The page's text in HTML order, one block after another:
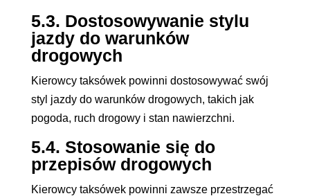
5.3. Dostosowywanie stylu
jazdy do warunków
drogowych
Kierowcy taksówek powinni dostosowywać swój
styl jazdy do warunków drogowych, takich jak
pogoda, ruch drogowy i stan nawierzchni.
5.4. Stosowanie się do
przepisów drogowych
Kierowcy taksówek powinni zawsze przestrzegać